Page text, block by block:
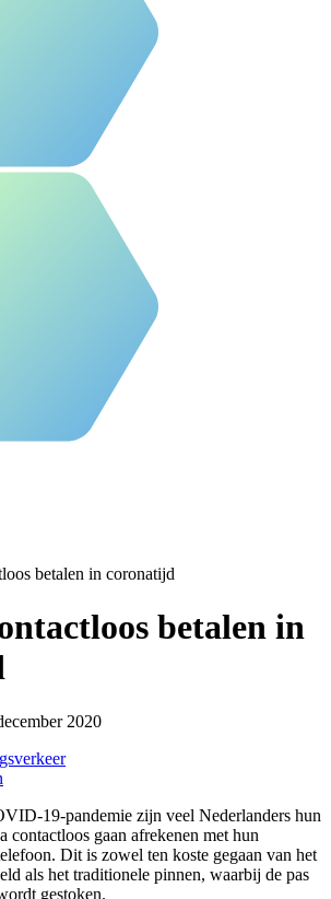
betalen in coronatijd
betalen in
2020
19-pandemie zijn veel Nederlanders hun
contactloos gaan afrekenen met hun
Dit is zowel ten koste gegaan van het
als het traditionele pinnen, waarbij de pas
gestoken.